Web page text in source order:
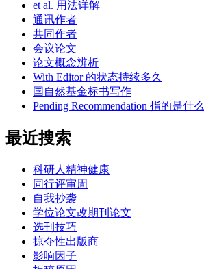
et al. 用法详解
通讯作者
共同作者
会议论文
论文概念辨析
With Editor 的状态持续多久
国自然基金标书写作
Pending Recommendation 指的是什么
最近搜索
科研人精神健康
同行评审周
自我抄袭
学位论文改期刊论文
选刊技巧
掠夺性出版商
影响因子